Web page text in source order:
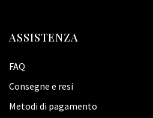
ASSISTENZA
FAQ
Consegne e resi
Metodi di pagamento